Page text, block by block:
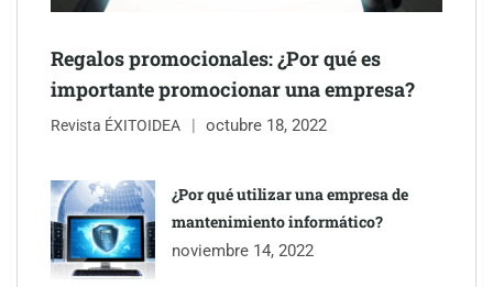
Regalos promocionales: ¿Por qué es
importante promocionar una empresa?
Revista ÉXITOIDEA octubre 18, 2022
¿Por qué utilizar una empresa de
mantenimiento informático?
noviembre 14, 2022